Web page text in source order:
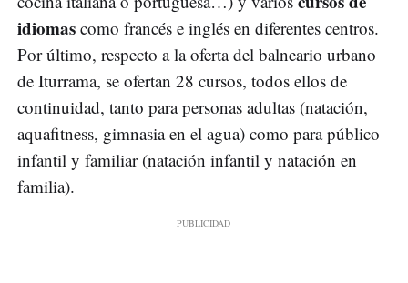
idiomas como francés e inglés en diferentes centros.
Por último, respecto a la oferta del balneario urbano
de Iturrama, se ofertan 28 cursos, todos ellos de
continuidad, tanto para personas adultas (natación,
aquafitness, gimnasia en el agua) como para público
infantil y familiar (natación infantil y natación en
familia).